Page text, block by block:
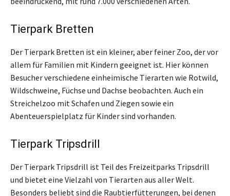
Tierpark Bretten
Der Tierpark Bretten ist ein kleiner, aber feiner Zoo, der vor
allem für Familien mit Kindern geeignet ist. Hier können
Besucher verschiedene einheimische Tierarten wie Rotwild,
Wildschweine, Füchse und Dachse beobachten. Auch ein
Streichelzoo mit Schafen und Ziegen sowie ein
Abenteuerspielplatz für Kinder sind vorhanden.
Tierpark Tripsdrill
Der Tierpark Tripsdrill ist Teil des Freizeitparks Tripsdrill
und bietet eine Vielzahl von Tierarten aus aller Welt.
Besonders beliebt sind die Raubtierfütterungen, bei denen